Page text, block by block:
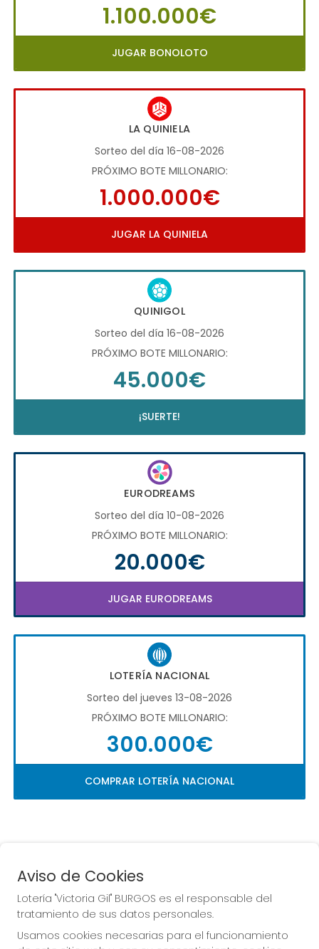
1.100.000€
JUGAR BONOLOTO
LA QUINIELA
Sorteo del día 16-08-2026
PRÓXIMO BOTE MILLONARIO:
1.000.000€
JUGAR LA QUINIELA
QUINIGOL
Sorteo del día 16-08-2026
PRÓXIMO BOTE MILLONARIO:
45.000€
¡SUERTE!
EURODREAMS
Sorteo del día 10-08-2026
PRÓXIMO BOTE MILLONARIO:
20.000€
JUGAR EURODREAMS
LOTERÍA NACIONAL
Sorteo del jueves 13-08-2026
PRÓXIMO BOTE MILLONARIO:
300.000€
COMPRAR LOTERÍA NACIONAL
La de la Antigua de
Aviso de Cookies
Lotería "Victoria Gil" BURGOS es el responsable del
tratamiento de sus datos personales.
Usamos cookies necesarias para el funcionamiento